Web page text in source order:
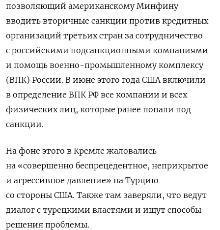
позволяющий американскому Минфину
вводить вторичные санкции против кредитных
организаций третьих стран за сотрудничество
с российскими подсанкционными компаниями
и помощь военно-промышленному комплексу
(ВПК) России. В июне этого года США включили
в определение ВПК РФ все компании и всех
физических лиц, которые ранее попали под
санкции.
На фоне этого в Кремле жаловались
на «совершенно беспрецедентное, неприкрытое
и агрессивное давление» на Турцию
со стороны США. Также там заверяли, что ведут
диалог с турецкими властями и ищут способы
решения проблемы.